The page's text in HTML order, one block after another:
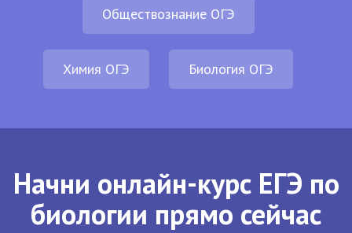
Обществознание ОГЭ
Химия ОГЭ Биология ОГЭ
Начни онлайн-курс ЕГЭ по
биологии прямо сейчас